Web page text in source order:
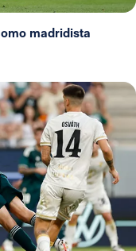
madridista